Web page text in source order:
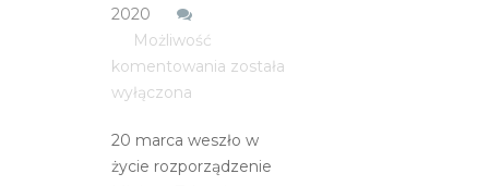
2020
Możliwość
komentowania Od
stan
empidemii
została
wyłączona
20 marca weszło w
życie rozporządzenie